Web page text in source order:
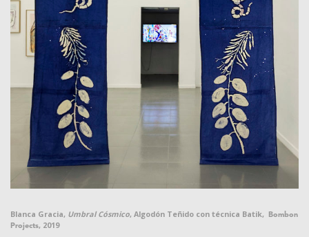
Blanca Gracia, Umbral Cósmico, Algodón Teñido con técnica Batik,
Bombon
Projects, 2019